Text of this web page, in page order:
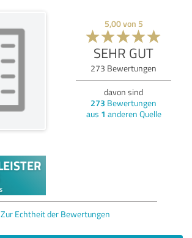
5,00von 5
SEHR GUT
273 Bewertungen
davon sind
273 Bewertungen
aus 1 anderen Quelle
Zur Echtheit der Bewertungen